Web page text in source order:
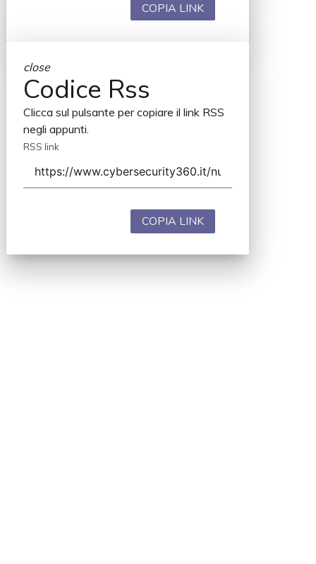
COPIA LINK
close
Codice Rss
Clicca sul pulsante per copiare il link RSS
negli appunti.
RSS link
COPIA LINK